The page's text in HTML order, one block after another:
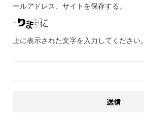
ールアドレス、サイトを保存する。
上に表示された文字を入力してください。